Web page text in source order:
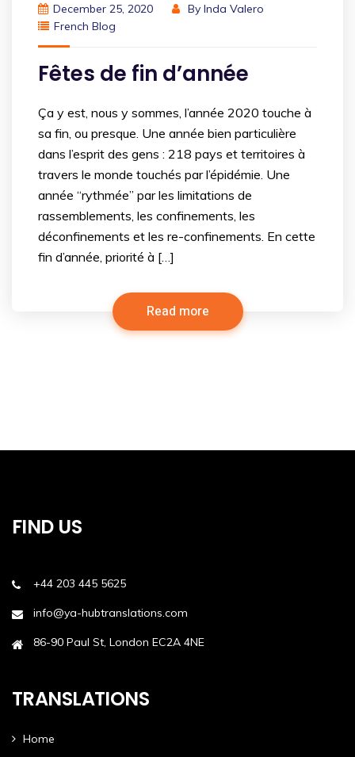
December 25, 2020 By Inda Valero
French Blog
Fêtes de fin d’année
Ça y est, nous y sommes, l’année 2020 touche à
sa fin, ou presque. Une année bien particulière
dans l’esprit des gens : 218 pays et territoires à
travers le monde touchés par l’épidémie. Une
année “rythmée” par les limitations de
rassemblements, les confinements, les
déconfinements et les re-confinements. En cette
fin d’année, priorité à […]
Read more
FIND US
+44 203 445 5625
info@ya-hubtranslations.com
86-90 Paul St, London EC2A 4NE
TRANSLATIONS
Home